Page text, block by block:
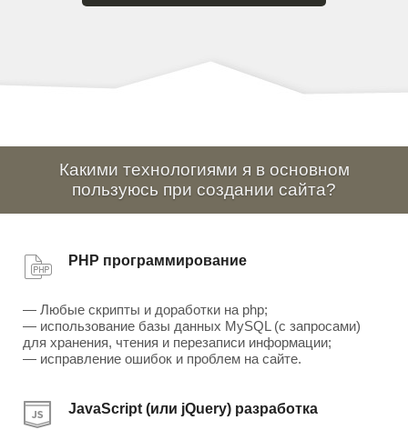
Нужны доработки по сайту?
Какими технологиями я в основном
— Любые скрипты и доработки на php;
— использование базы данных MySQL (с запросами)
для хранения, чтения и перезаписи информации;